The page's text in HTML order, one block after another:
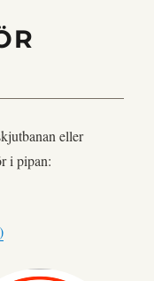
eller
i pipan: